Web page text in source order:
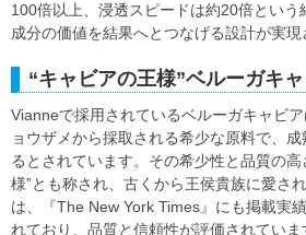
100倍以上、浸透スピードは約20倍という
成分の価値を結果へとつなげる設計が実現
“キャビアの王様”ベルーガキ
Vianneで採用されているベルーガキャビ
ョウザメから採取される希少な原料で、
るとされています。その希少性と品質の高
様”とも称され、古くから王侯貴族に愛さ
は、『The New York Times』にも掲載実
れており、品質と信頼性が評価されてい